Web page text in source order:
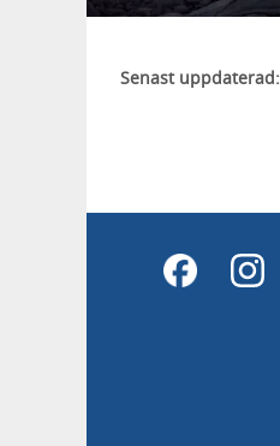
Senast uppdaterad: